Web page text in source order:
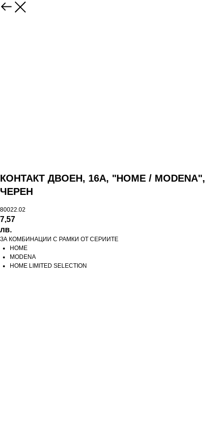
КОНТАКТ ДВОЕН, 16А, "HOME / MODENA",
ЧЕРЕН
80022.02
7,57
лв.
ЗА КОМБИНАЦИИ С РАМКИ ОТ СЕРИИТЕ
HOME
MODENA
HOME LIMITED SELECTION